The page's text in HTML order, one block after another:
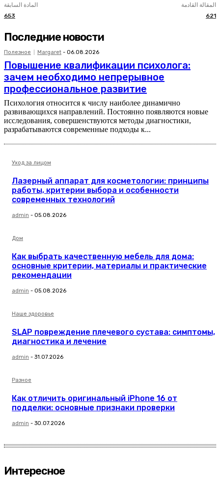
المادة السابقة
653
المقالة القادمة
621
Последние новости
Полезное Margaret - 06.08.2026
Повышение квалификации психолога:
зачем необходимо непрерывное
профессиональное развитие
Психология относится к числу наиболее динамично
развивающихся направлений. Постоянно появляются новые
исследования, совершенствуются методы диагностики,
разрабатываются современные подходы к...
Уход за лицом
Лазерный аппарат для косметологии: принципы
работы, критерии выбора и особенности
современных технологий
admin - 05.08.2026
Дом
Как выбрать качественную мебель для дома:
основные критерии, материалы и практические
рекомендации
admin - 05.08.2026
Наше здоровье
SLAP повреждение плечевого сустава: симптомы,
диагностика и лечение
admin - 31.07.2026
Разное
Как отличить оригинальный iPhone 16 от
подделки: основные признаки проверки
admin - 30.07.2026
Интересное